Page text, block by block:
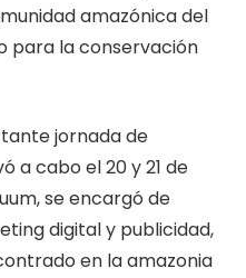
amazónica del
para la conservación
jornada de
a cabo el 20 y 21 de
se encargó de
digital y publicidad,
en la amazonia